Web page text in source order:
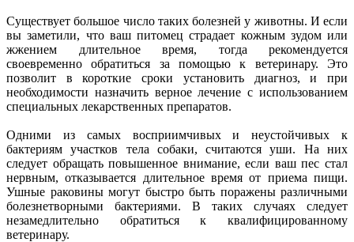
Существует большое число таких болезней у животны. И если
вы заметили, что ваш питомец страдает кожным зудом или
жжением длительное время, тогда рекомендуется
своевременно обратиться за помощью к ветеринару. Это
позволит в короткие сроки установить диагноз, и при
необходимости назначить верное лечение с использованием
специальных лекарственных препаратов.
Одними из самых восприимчивых и неустойчивых к
бактериям участков тела собаки, считаются уши. На них
следует обращать повышенное внимание, если ваш пес стал
нервным, отказывается длительное время от приема пищи.
Ушные раковины могут быстро быть поражены различными
болезнетворными бактериями. В таких случаях следует
незамедлительно обратиться к квалифицированному
ветеринару.